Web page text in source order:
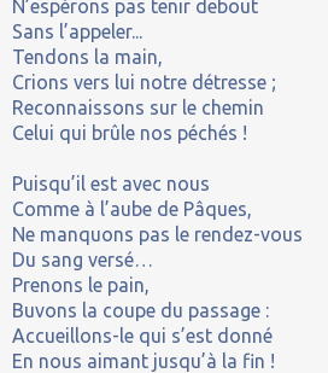
N’espérons pas tenir debout
Sans l’appeler...
Tendons la main,
Crions vers lui notre détresse ;
Reconnaissons sur le chemin
Celui qui brûle nos péchés !
Puisqu’il est avec nous
Comme à l’aube de Pâques,
Ne manquons pas le rendez-vous
Du sang versé…
Prenons le pain,
Buvons la coupe du passage :
Accueillons-le qui s’est donné
En nous aimant jusqu’à la fin !